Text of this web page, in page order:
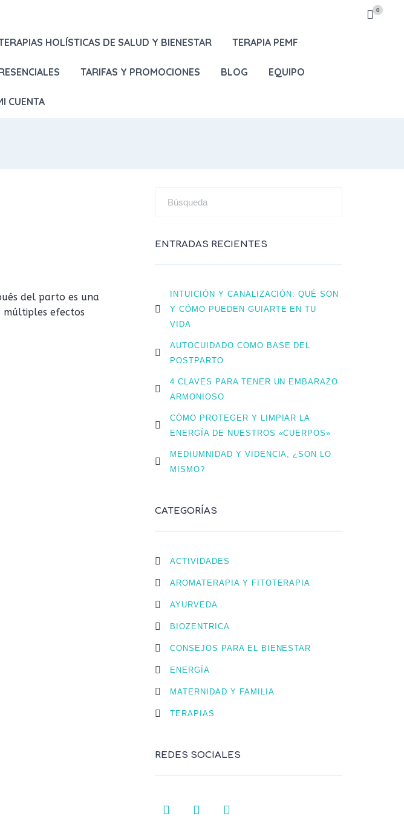
0
HOLÍSTICAS DE SALUD Y BIENESTAR TERAPIA PEMF
TARIFAS Y PROMOCIONES BLOG EQUIPO
CUENTA
del parto es una
múltiples efectos
ENTRADAS RECIENTES
INTUICIÓN Y CANALIZACIÓN: QUÉ SON
Y CÓMO PUEDEN GUIARTE EN TU
VIDA
AUTOCUIDADO COMO BASE DEL
POSTPARTO
4 CLAVES PARA TENER UN EMBARAZO
ARMONIOSO
CÓMO PROTEGER Y LIMPIAR LA
ENERGÍA DE NUESTROS «CUERPOS»
MEDIUMNIDAD Y VIDENCIA, ¿SON LO
MISMO?
CATEGORÍAS
ACTIVIDADES
AROMATERAPIA Y FITOTERAPIA
AYURVEDA
BIOZENTRICA
CONSEJOS PARA EL BIENESTAR
ENERGÍA
MATERNIDAD Y FAMILIA
TERAPIAS
REDES SOCIALES